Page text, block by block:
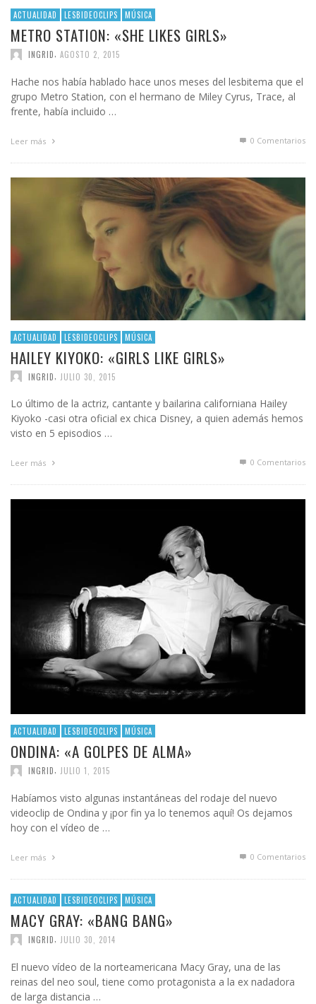
ACTUALIDAD LESBIDEOCLIPS MÚSICA
METRO STATION: «SHE LIKES GIRLS»
INGRID, AGOSTO 2, 2015
Hache nos había hablado hace unos meses del lesbitema que el
grupo Metro Station, con el hermano de Miley Cyrus, Trace, al
frente, había incluido …
Leer más 0 Comentarios
ACTUALIDAD LESBIDEOCLIPS MÚSICA
HAILEY KIYOKO: «GIRLS LIKE GIRLS»
INGRID JULIO 30, 2015
Lo último de la actriz, cantante y bailarina californiana Hailey
Kiyoko -casi otra oficial ex chica Disney, a quien además hemos
visto en 5 episodios …
Leer más 0 Comentarios
ACTUALIDAD LESBIDEOCLIPS MÚSICA
ONDINA: «A GOLPES DE ALMA»
INGRID, JULIO 1, 2015
Habíamos visto algunas instantáneas del rodaje del nuevo
videoclip de Ondina y ¡por fin ya lo tenemos aquí! Os dejamos
hoy con el vídeo de …
Leer más 0 Comentarios
ACTUALIDAD LESBIDEOCLIPS MÚSICA
MACY GRAY: «BANG BANG»
INGRID JULIO 30, 2014
El nuevo vídeo de la norteamericana Macy Gray, una de las
reinas del neo soul, tiene como protagonista a la ex nadadora
de larga distancia …